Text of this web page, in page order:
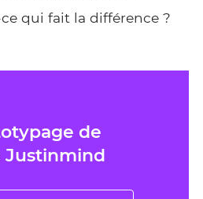
qui fait la différence ?
de
Justinmind